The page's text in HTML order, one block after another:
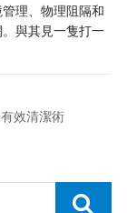
理、物理阻隔和
與其見一隻打一
效清潔術